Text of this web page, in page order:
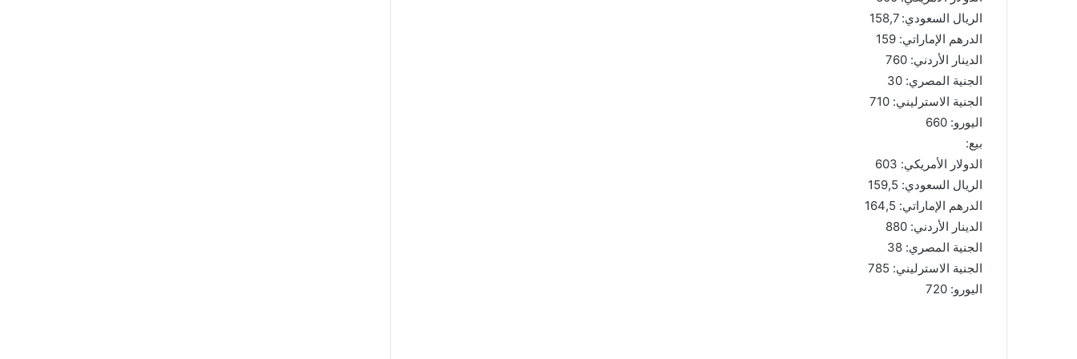
الريال السعودي: 158,7
الدرهم الإماراتي: 159
الدينار الأردني: 760
الجنية المصري: 30
الجنية الاسترليني: 710
اليورو: 660
بيع:
الدولار الأمريكي: 603
الريال السعودي: 159,5
الدرهم الإماراتي: 164,5
الدينار الأردني: 880
الجنية المصري: 38
الجنية الاسترليني: 785
اليورو: 720